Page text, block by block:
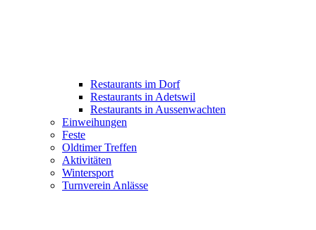
Restaurants im Dorf
Restaurants in Adetswil
Restaurants in Aussenwachten
Einweihungen
Feste
Oldtimer Treffen
Aktivitäten
Wintersport
Turnverein Anlässe